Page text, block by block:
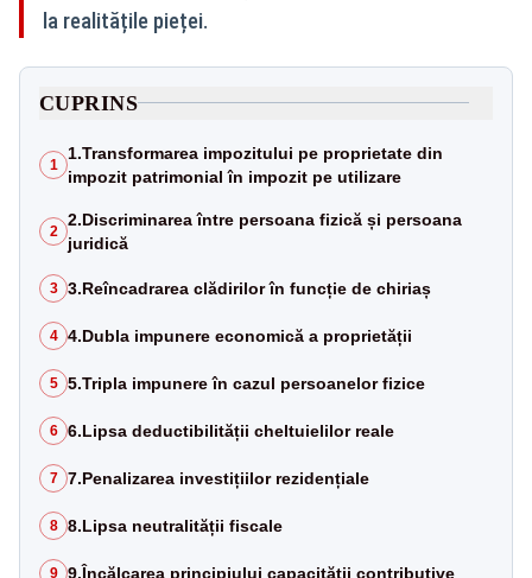
la realitățile pieței.
CUPRINS
1
1.Transformarea impozitului pe proprietate din
impozit patrimonial în impozit pe utilizare
2
2.Discriminarea între persoana fizică și persoana
juridică
3 3.Reîncadrarea clădirilor în funcție de chiriaș
4 4.Dubla impunere economică a proprietății
5 5.Tripla impunere în cazul persoanelor fizice
6 6.Lipsa deductibilității cheltuielilor reale
7 7.Penalizarea investițiilor rezidențiale
8 8.Lipsa neutralității fiscale
9 9.Încălcarea principiului capacității contributive